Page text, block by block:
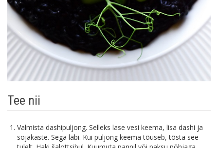
Tee nii
Valmista dashipuljong. Selleks lase vesi keema, lisa dashi ja
sojakaste. Sega läbi. Kui puljong keema tõuseb, tõsta see